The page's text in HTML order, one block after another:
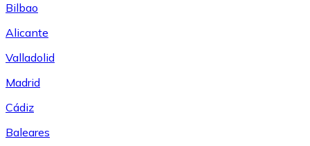
Bilbao
Alicante
Valladolid
Madrid
Cádiz
Baleares